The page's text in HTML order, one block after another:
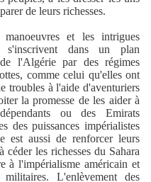
de leurs richesses.
et les intrigues
s'inscrivent dans un plan
l'Algérie par des régimes
comme celui qu'elles ont
troubles à l'aide d'aventuriers
la promesse de les aider à
ou des Emirats
des puissances impérialistes
est aussi de renforcer leurs
les richesses du Sahara
à l'impérialisme américain et
L'enlèvement des